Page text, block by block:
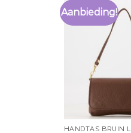
Aanbieding!
HANDTAS BRUIN